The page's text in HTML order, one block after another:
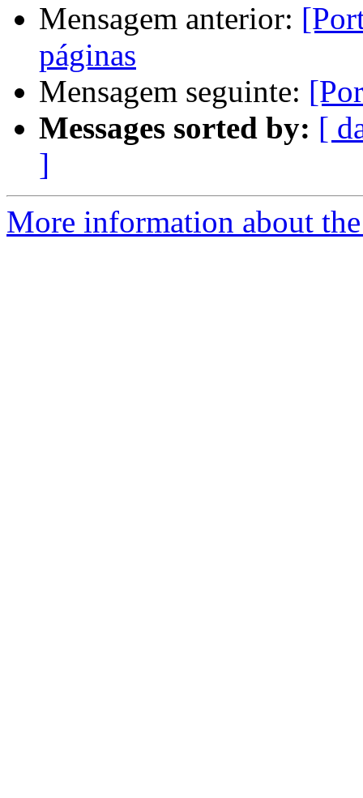
Mensagem anterior:
páginas
Mensagem seguinte:
Messages sorted by: [
]
More information about